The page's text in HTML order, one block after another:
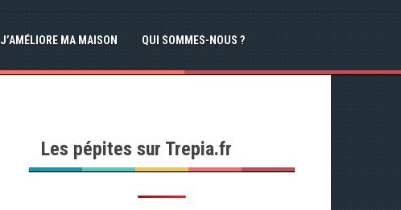
J’AMÉLIORE MA MAISON QUI SOMMES-NOUS ?
Les pépites sur Trepia.fr